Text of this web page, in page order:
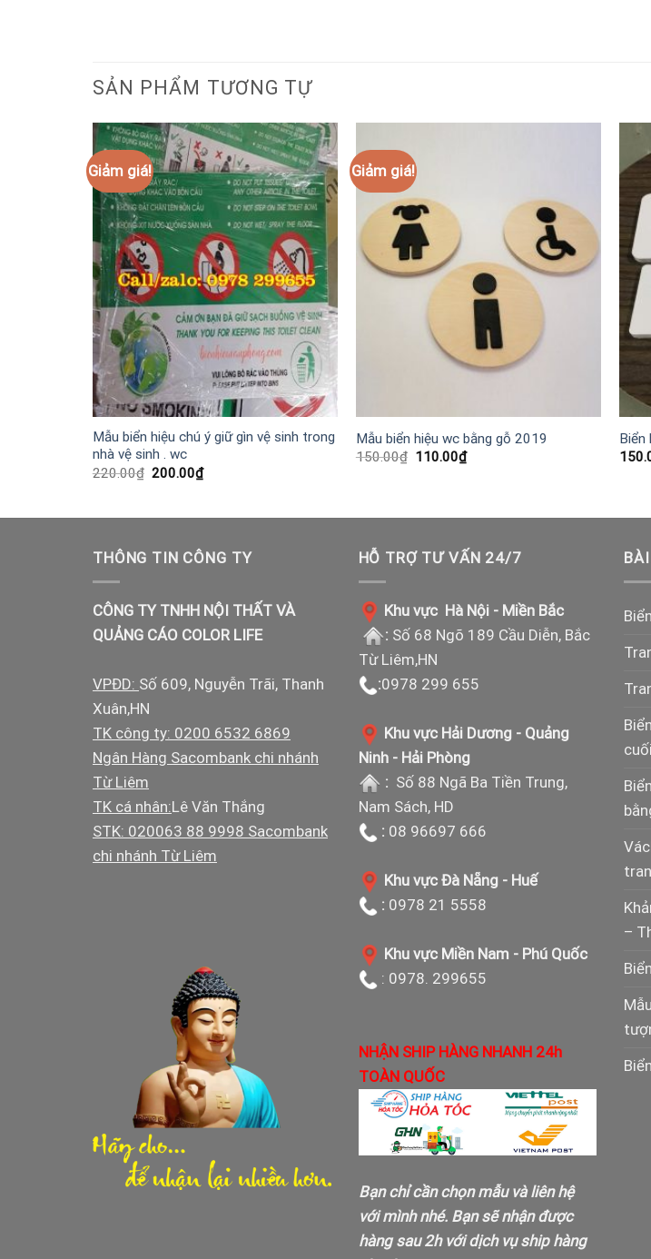
SẢN PHẨM TƯƠNG TỰ
Giảm giá!
Mẫu biển hiệu chú ý giữ gìn vệ sinh trong
nhà vệ sinh . wc
220.00₫ Giá
200.00₫Giá
hiện
Giảm giá!
Mẫu biển hiệu wc bằng gỗ 2019
150.00₫ Giá
110.00₫Giá
Biển
THÔNG TIN CÔNG TY
CÔNG TY TNHH NỘI THẤT VÀ
QUẢNG CÁO COLOR LIFE
VPĐD: Số 609, Nguyễn Trãi, Thanh
Xuân,HN
TK công ty: 0200 6532 6869
Ngân Hàng Sacombank chi nhánh
Từ Liêm
TK cá nhân:Lê Văn Thắng
STK: 020063 88 9998 Sacombank
chi nhánh Từ Liêm
HỖ TRỢ TƯ VẤN 24/7
Khu vực Hà Nội - Miền Bắc
: Số 68 Ngõ 189 Cầu Diễn, Bắc
Từ Liêm,HN
:0978 299 655
Khu vực Hải Dương - Quảng
Ninh - Hải Phòng
: Số 88 Ngã Ba Tiền Trung,
Nam Sách, HD
: 08 96697 666
Khu vực Đà Nẵng - Huế
: 0978 21 5558
Khu vực Miền Nam - Phú Quốc
: 0978. 299655
NHẬN SHIP HÀNG NHANH 24h
TOÀN QUỐC
Bạn chỉ cần chọn mẫu và liên hệ
với mình nhé. Bạn sẽ nhận được
hàng sau 2h với dịch vụ ship hàng
–